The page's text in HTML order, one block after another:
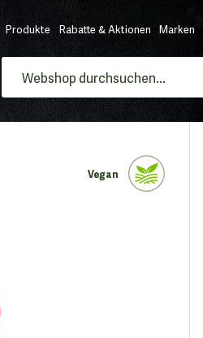
Produkte Rabatte & Aktionen Marken
Vegan